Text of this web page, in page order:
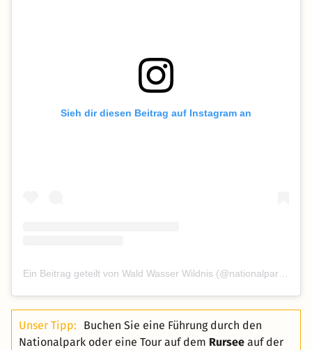
Sieh dir diesen Beitrag auf Instagram an
Unser Tipp:
Buchen Sie eine Führung durch den
Nationalpark oder eine Tour auf dem Rursee auf der